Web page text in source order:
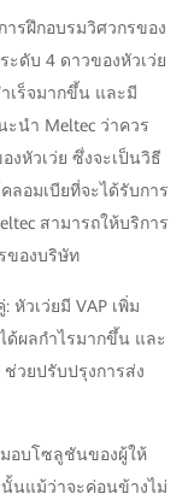
รฝึกอบรมวิศวกรของ
ะดับ 4 ดาวของหัวเว่ย
เร็จมากขึ้น และมี
นำ Meltec ว่าควร
หัวเว่ย ซึ่งจะเป็นวิธี
ลอมเบียที่จะได้รับการ
สามารถให้บริการ
ของบริษัท
วเว่ยมี VAP เพิ่ม
ด้ผลกำไรมากขึ้น และ
ช่วยปรับปรุงการส่ง
อบโซลูชันของผู้ให้
นแม้ว่าจะค่อนข้างไม่